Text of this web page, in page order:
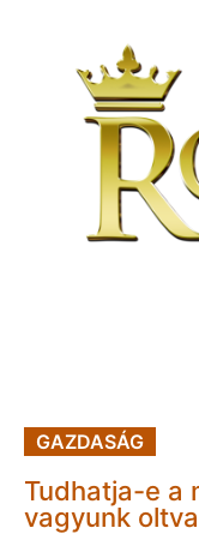
GAZDASÁG
Tudhatja-e a
vagyunk